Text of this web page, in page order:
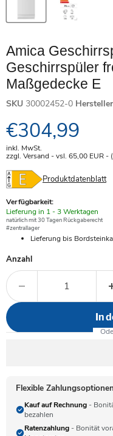
Amica
Geschirrspüler
Maßgedecke E
SKU 30002452-0
Aktueller Preis
€304,99
inkl. MwSt.
zzgl. Versand - vsl. 65,00 EUR-
Produktdatenblatt
Verfügbarkeit:
Verfügbar
-
Lieferung in 1 - 3 Werktagen
natürlich mit 30 Tagen Rückgaberecht
#zentrallager
Lieferung bis
Anzahl
In
Flexible Zahlungsoptionen
Kauf auf Rechnung -
bezahlen
Ratenzahlung - Bonität